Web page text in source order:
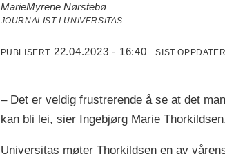
MarieMyrene Nørstebø
JOURNALIST I UNIVERSITAS
PUBLISERT 22.04.2023 - 16:40 SIST
– Det er veldig frustrerende å se at det
kan bli lei, sier Ingebjørg Marie
Universitas møter Thorkildsen en av